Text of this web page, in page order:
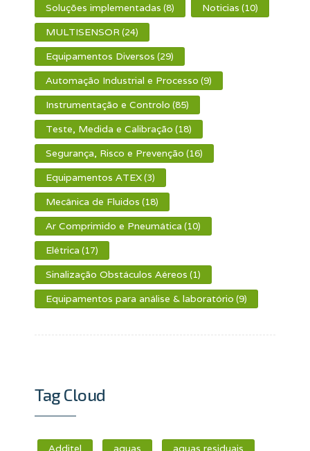
Soluções implementadas (8) Noticias (10)
MULTISENSOR(24)
Equipamentos Diversos (29)
Automação Industrial e Processo (9)
Instrumentação e Controlo (85)
Teste, Medida e Calibração (18)
Segurança, Risco e Prevenção (16)
Equipamentos ATEX(3)
Mecânica de Fluidos (18)
Ar Comprimido e Pneumática (10)
Elétrica (17)
Sinalização Obstáculos Aéreos (1)
Equipamentos para análise & laboratório (9)
Tag Cloud
Additel aguas aguas residuais